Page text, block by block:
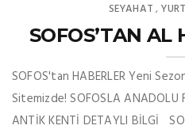
SEYAHAT ,
SOFOS’TAN AL
SOFOS'tan HABERLER Yeni
Sitemizde! SOFOSLA ANADOLU
ANTİK KENTİ DETAYLI BİLGİ